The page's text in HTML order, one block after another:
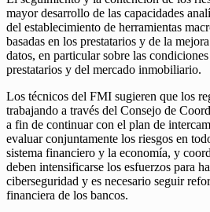
mayor desarrollo de las capacidades
del establecimiento de herramientas
basadas en los prestatarios y de la
datos, en particular sobre las
prestatarios y del mercado inmobiliario.
Los técnicos del FMI sugieren que los
trabajando a través del Consejo de
a fin de continuar con el plan de
evaluar conjuntamente los riesgos en
sistema financiero y la economía, y
deben intensificarse los esfuerzos para
ciberseguridad y es necesario seguir
financiera de los bancos.